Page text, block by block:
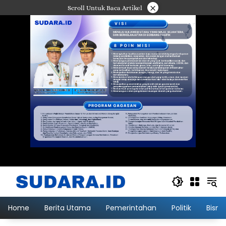
ke
Scroll Untuk Baca Artikel ×
Home Berita Utama Pemerintahan Politik